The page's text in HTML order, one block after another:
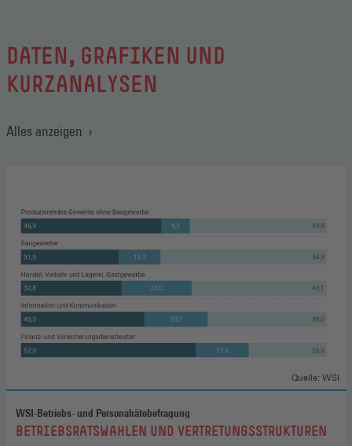
Industrial
Relations
DATEN, GRAFIKEN UND
KURZANALYSEN
Alles anzeigen
WSI-Betriebs- und Personalrätebefragung
:BETRIEBSRATSWAHLEN UND VERTRETUNGSSTRUKTUREN
Quelle: WSI